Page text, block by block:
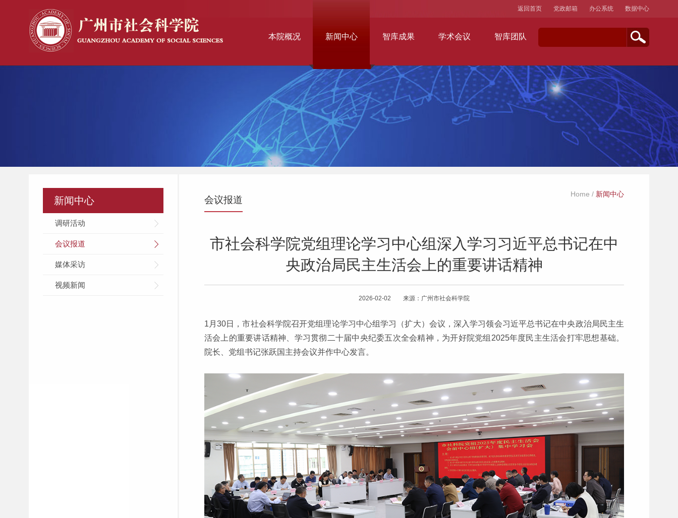
本院概况 新闻中心 智库成果 学术会议 智库团队
返回首页 党政邮箱 办公系统 数据中心
新闻中心
调研活动
会议报道
媒体采访
视频新闻
会议报道
Home / 新闻中心
市社会科学院党组理论学习中心组深入学习习近平总书记在中
央政治局民主生活会上的重要讲话精神
2026-02-02 来源：广州市社会科学院
1月30日，市社会科学院召开党组理论学习中心组学习（扩大）会议，深入学习领会习近平总书记在中央政治局民主生
活会上的重要讲话精神、学习贯彻二十届中央纪委五次全会精神，为开好院党组2025年度民主生活会打牢思想基础。
院长、党组书记张跃国主持会议并作中心发言。